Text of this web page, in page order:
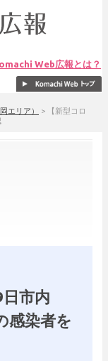
Web広報とは？
エリア） >
【新型コロ
日市内
感染者を